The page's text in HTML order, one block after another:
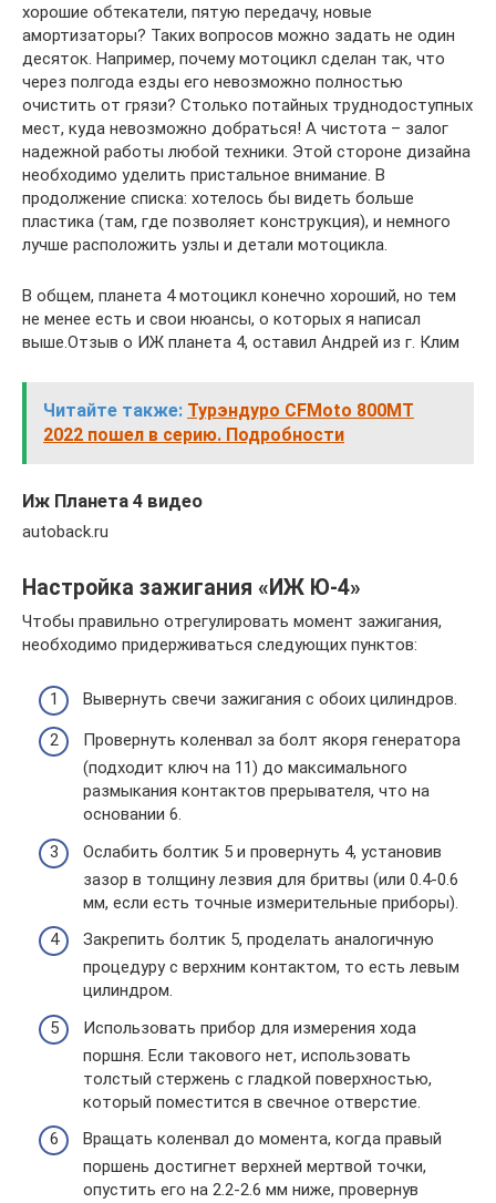
хорошие обтекатели, пятую передачу, новые
амортизаторы? Таких вопросов можно задать не один
десяток. Например, почему мотоцикл сделан так, что
через полгода езды его невозможно полностью
очистить от грязи? Столько потайных труднодоступных
мест, куда невозможно добраться! А чистота – залог
надежной работы любой техники. Этой стороне дизайна
необходимо уделить пристальное внимание. В
продолжение списка: хотелось бы видеть больше
пластика (там, где позволяет конструкция), и немного
лучше расположить узлы и детали мотоцикла.
В общем, планета 4 мотоцикл конечно хороший, но тем
не менее есть и свои нюансы, о которых я написал
выше.Отзыв о ИЖ планета 4, оставил Андрей из г. Клим
Читайте также: Турэндуро CFMoto 800MT
2022 пошел в серию. Подробности
Иж Планета 4 видео
autoback.ru
Настройка зажигания «ИЖ Ю-4»
Чтобы правильно отрегулировать момент зажигания,
необходимо придерживаться следующих пунктов:
Вывернуть свечи зажигания с обоих цилиндров.
Провернуть коленвал за болт якоря генератора
(подходит ключ на 11) до максимального
размыкания контактов прерывателя, что на
основании 6.
Ослабить болтик 5 и провернуть 4, установив
зазор в толщину лезвия для бритвы (или 0.4-0.6
мм, если есть точные измерительные приборы).
Закрепить болтик 5, проделать аналогичную
процедуру с верхним контактом, то есть левым
цилиндром.
Использовать прибор для измерения хода
поршня. Если такового нет, использовать
толстый стержень с гладкой поверхностью,
который поместится в свечное отверстие.
Вращать коленвал до момента, когда правый
поршень достигнет верхней мертвой точки,
опустить его на 2.2-2.6 мм ниже, провернув